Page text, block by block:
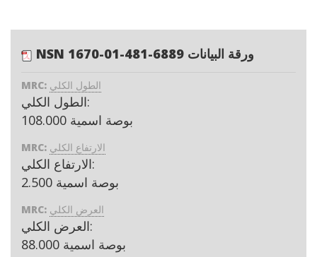
NSN 1670-01-481-6889 ورقة البيانات
MRC: الطول الكلي
الطول الكلي:
108.000 بوصة اسمية
MRC: الارتفاع الكلي
الارتفاع الكلي:
2.500 بوصة اسمية
MRC: العرض الكلي
العرض الكلي:
88.000 بوصة اسمية